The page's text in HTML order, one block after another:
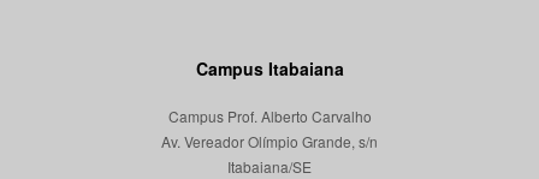
Campus Itabaiana
Campus Prof. Alberto Carvalho
Av. Vereador Olímpio Grande, s/n
Itabaiana/SE